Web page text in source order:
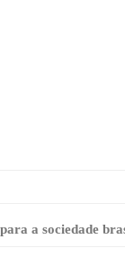
a sociedade